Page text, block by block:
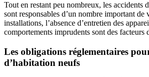
Tout en restant peu nombreux, les accidents
sont responsables d’un nombre important de
installations, l’absence d’entretien des
comportements imprudents sont des facteurs
Les obligations réglementaires
d’habitation neufs